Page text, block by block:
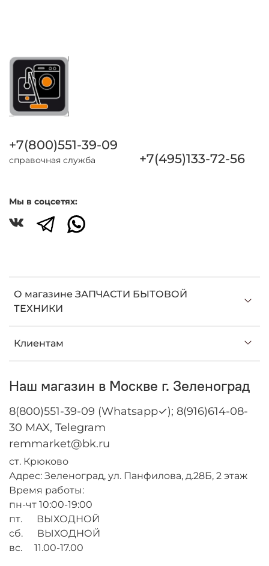
О магазине ЗАПЧАСТИ БЫТОВОЙ
ТЕХНИКИ
Клиентам
+7(800)551-39-09
справочная служба +7(495)133-72-56
Мы в соцсетях:
Наш магазин в Москве г. Зеленоград
8(800)551-39-09 (Whatsapp✓); 8(916)614-08-
30 MAX, Telegram
remmarket@bk.ru
ст. Крюково
Адрес: Зеленоград, ул. Панфилова, д.28Б, 2 этаж
Время работы:
пн-чт 10:00-19:00
пт. ВЫХОДНОЙ
сб. ВЫХОДНОЙ
вс. 11.00-17.00